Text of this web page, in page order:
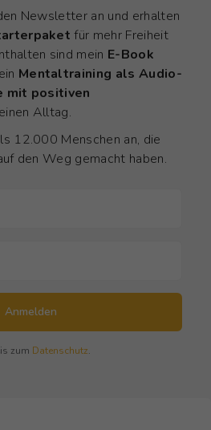
Newsletter an und erhalten
für mehr Freiheit
sind mein E-Book
Mentaltraining als Audio-
mit positiven
Alltag.
12.000 Menschen an, die
den Weg gemacht haben.
Anmelden
zum Datenschutz.